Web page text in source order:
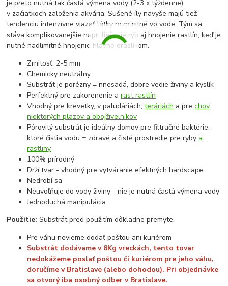
je preto nutná tak častá výmena vody (2-3 x týždenne)
v začiatkoch založenia akvária. Sušené íly navyše majú tiež
tendenciu intenzívne viazať látky rozpustné vo vode. Tým sa
stáva komplikovanejšie napr. liečenie rýb aj hnojenie rastlín, keď je
nutné nadlimitné hnojenie hlavne draslíkom.
Zrnitosť: 2-5 mm
Chemicky neutrálny
Substrát je porézny = nnesadá, dobre vedie živiny a kyslík
Perfektný pre zakorenenie arast rastlín
Vhodný pre krevetky, v paludáriách,teráriách a prechov
niektorých plazov a obojživelníkov
Pórovitý substrát je ideálny domov pre filtračné baktérie,
ktoré čistia vodu = zdravé a čisté prostredie pre ryby a
rastliny
100% prírodný
Drží tvar - vhodný pre vytváranie efektných hardscape
Nedrobí sa
Neuvoľňuje do vody živiny - nie je nutná častá výmena vody
Jednoduchá manipulácia
Použitie: Substrát pred použitím dôkladne premyte.
Pre váhu nevieme dodať poštou ani kuriérom
Substrát dodávame v 8Kg vreckách, tento tovar
nedokážeme poslať poštou či kuriérom pre jeho váhu,
doručíme v Bratislave (alebo dohodou). Pri objednávke
sa otvorý iba osobný odber v Bratislave.